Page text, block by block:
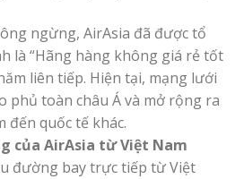
ngừng, AirAsia đã được tổ
là “Hãng hàng không giá rẻ tốt
liên tiếp. Hiện tại, mạng lưới
phủ toàn châu Á và mở rộng ra
đến quốc tế khác.
của AirAsia từ Việt Nam
đường bay trực tiếp từ Việt